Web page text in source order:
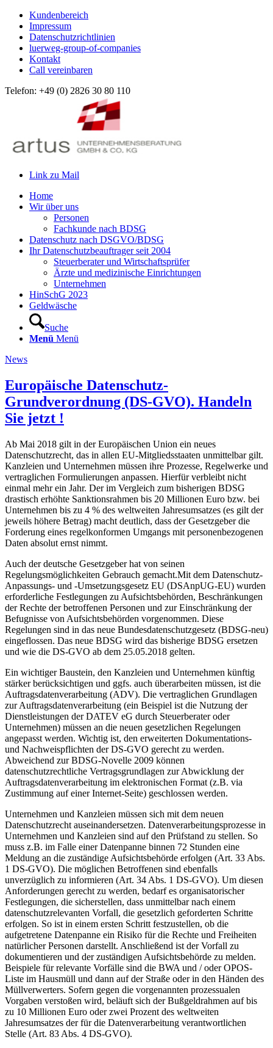
Kundenbereich
Impressum
Datenschutzrichtlinien
luerweg-group-of-companies
Kontakt
Call vereinbaren
Telefon: +49 (0) 2826 30 80 110
Link zu Mail
Home
Wir über uns
Personen
Fachkunde nach BDSG
Datenschutz nach DSGVO/BDSG
Ihr Datenschutzbeauftrager seit 2004
Steuerberater und Wirtschaftsprüfer
Ärzte und medizinische Einrichtungen
Unternehmen
HinSchG 2023
Geldwäsche
Suche
Menü Menü
News
Europäische Datenschutz-
Grundverordnung (DS-GVO). Handeln
Sie jetzt !
Ab Mai 2018 gilt in der Europäischen Union ein neues
Datenschutzrecht, das in allen EU-Mitgliedsstaaten unmittelbar gilt.
Kanzleien und Unternehmen müssen ihre Prozesse, Regelwerke und
vertraglichen Formulierungen anpassen. Hierfür verbleibt nicht
einmal mehr ein Jahr. Der im Vergleich zum bisherigen BDSG
drastisch erhöhte Sanktionsrahmen bis 20 Millionen Euro bzw. bei
Unternehmen bis zu 4 % des weltweiten Jahresumsatzes (es gilt der
jeweils höhere Betrag) macht deutlich, dass der Gesetzgeber die
Forderung eines regelkonformen Umgangs mit personenbezogenen
Daten absolut ernst nimmt.
Auch der deutsche Gesetzgeber hat von seinen
Regelungsmöglichkeiten Gebrauch gemacht.Mit dem Datenschutz-
Anpassungs- und -Umsetzungsgesetz EU (DSAnpUG-EU) wurden
erforderliche Festlegungen zu Aufsichtsbehörden, Beschränkungen
der Rechte der betroffenen Personen und zur Einschränkung der
Befugnisse von Aufsichtsbehörden vorgenommen. Diese
Regelungen sind in das neue Bundesdatenschutzgesetz (BDSG-neu)
eingeflossen. Das neue BDSG wird das bisherige BDSG ersetzen
und wie die DS-GVO ab dem 25.05.2018 gelten.
Ein wichtiger Baustein, den Kanzleien und Unternehmen künftig
stärker berücksichtigen und ggfs. auch überarbeiten müssen, ist die
Auftragsdatenverarbeitung (ADV). Die vertraglichen Grundlagen
zur Auftragsdatenverarbeitung (ein Beispiel ist die Nutzung der
Dienstleistungen der DATEV eG durch Steuerberater oder
Unternehmen) müssen an die neuen gesetzlichen Regelungen
angepasst werden. Wichtig ist, den erweiterten Dokumentations-
und Nachweispflichten der DS-GVO gerecht zu werden.
Abweichend zur BDSG-Novelle 2009 können
datenschutzrechtliche Vertragsgrundlagen zur Abwicklung der
Auftragsdatenverarbeitung im elektronischen Format (z.B. via
Zustimmung auf einer Internet-Seite) geschlossen werden.
Unternehmen und Kanzleien müssen sich mit dem neuen
Datenschutzrecht auseinandersetzen. Datenverarbeitungsprozesse in
Unternehmen und Kanzleien sind auf den Prüfstand zu stellen. So
muss z.B. im Falle einer Datenpanne binnen 72 Stunden eine
Meldung an die zuständige Aufsichtsbehörde erfolgen (Art. 33 Abs.
1 DS-GVO). Die möglichen Betroffenen sind ebenfalls
unverzüglich zu informieren (Art. 34 Abs. 1 DS-GVO). Um diesen
Anforderungen gerecht zu werden, bedarf es organisatorischer
Festlegungen, die sicherstellen, dass unmittelbar nach einem
datenschutzrelevanten Vorfall, die gesetzlich geforderten Schritte
erfolgen. So ist in einem ersten Schritt festzustellen, ob die
aufgetretene Datenpanne ein Risiko für die Rechte und Freiheiten
natürlicher Personen darstellt. Anschließend ist der Vorfall zu
dokumentieren und der zuständigen Aufsichtsbehörde zu melden.
Beispiele für relevante Vorfälle sind die BWA und / oder OPOS-
Liste im Hausmüll und dann auf der Straße oder in den Händen des
Müllverwerters. Sofern gegen die vorgenannten prozessualen
Vorgaben verstoßen wird, beläuft sich der Bußgeldrahmen auf bis
zu 10 Millionen Euro oder zwei Prozent des weltweiten
Jahresumsatzes der für die Datenverarbeitung verantwortlichen
Stelle (Art. 83 Abs. 4 DS-GVO).